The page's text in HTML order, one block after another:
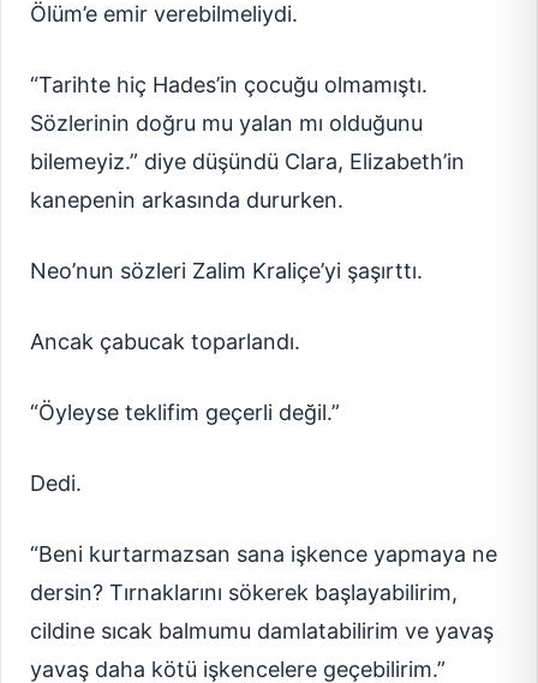
Ölüm’e emir verebilmeliydi.
“Tarihte hiç Hades’in çocuğu olmamıştı.
Sözlerinin doğru mu yalan mı olduğunu
bilemeyiz.” diye düşündü Clara, Elizabeth’in
kanepenin arkasında dururken.
Neo’nun sözleri Zalim Kraliçe’yi şaşırttı.
Ancak çabucak toparlandı.
“Öyleyse teklifim geçerli değil.”
Dedi.
“Beni kurtarmazsan sana işkence yapmaya ne
dersin? Tırnaklarını sökerek başlayabilirim,
cildine sıcak balmumu damlatabilirim ve yavaş
yavaş daha kötü işkencelere geçebilirim.”